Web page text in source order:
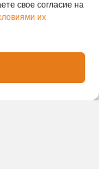
свое согласие на
их
ООО «СЗ